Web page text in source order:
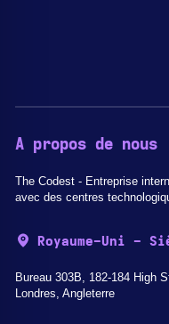
A propos de nous
The Codest - Entreprise
avec des centres
Royaume-Uni -
Bureau 303B, 182-184 High
Londres, Angleterre